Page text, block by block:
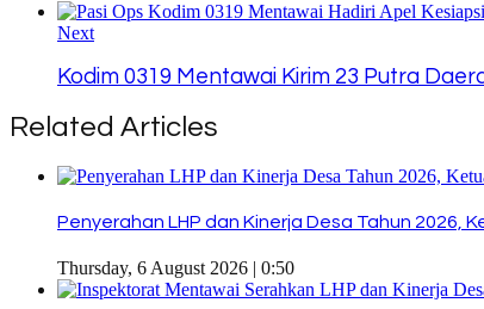
Next
Kodim 0319 Mentawai Kirim 23 Putra
Related Articles
Penyerahan LHP dan Kinerja Desa Tahun 2026,
Thursday, 6 August 2026 | 0:50